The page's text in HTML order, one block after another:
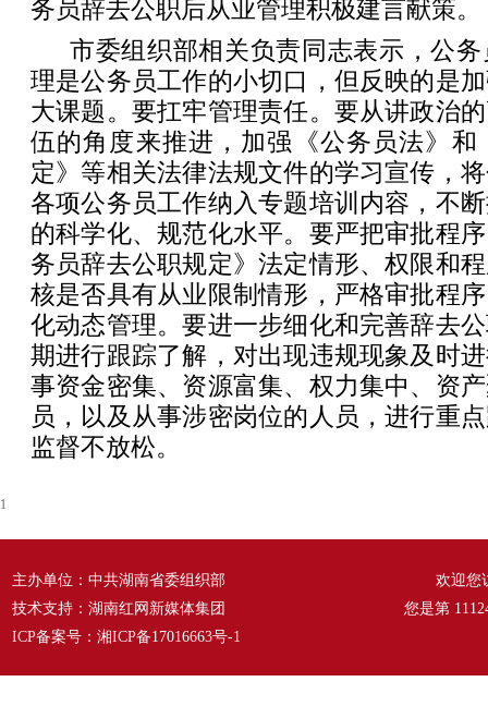
务员辞去公职后从业管理积极建言献策。
市委组织部相关负责同志表示，公
理是公务员工作的小切口，但反映的是
大课题。要扛牢管理责任。要从讲政治
伍的角度来推进，加强《公务员法》和
定》等相关法律法规文件的学习宣传，
各项公务员工作纳入专题培训内容，不
的科学化、规范化水平。要严把审批程
务员辞去公职规定》法定情形、权限和
核是否具有从业限制情形，严格审批程
化动态管理。要进一步细化和完善辞去
期进行跟踪了解，对出现违规现象及时
事资金密集、资源富集、权力集中、资
员，以及从事涉密岗位的人员，进行重
监督不放松。
1
主办单位：中共湖南省委组织部
技术支持：湖南红网新媒体集团
ICP备案号： 湘ICP备17016663号-1
欢迎您
您是第